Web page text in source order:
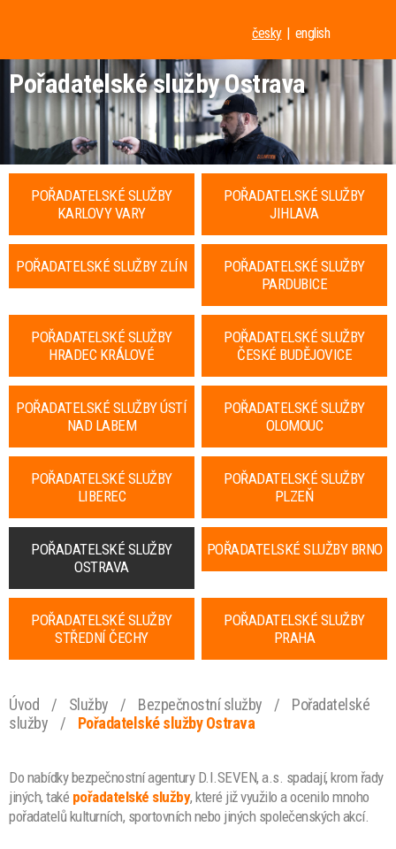
česky english
Pořadatelské služby Ostrava
POŘADATELSKÉ SLUŽBY
KARLOVY VARY
POŘADATELSKÉ SLUŽBY
JIHLAVA
POŘADATELSKÉ SLUŽBY ZLÍN
POŘADATELSKÉ SLUŽBY
PARDUBICE
POŘADATELSKÉ SLUŽBY
HRADEC KRÁLOVÉ
POŘADATELSKÉ SLUŽBY
ČESKÉ BUDĚJOVICE
POŘADATELSKÉ SLUŽBY ÚSTÍ
NAD LABEM
POŘADATELSKÉ SLUŽBY
OLOMOUC
POŘADATELSKÉ SLUŽBY
LIBEREC
POŘADATELSKÉ SLUŽBY
PLZEŇ
POŘADATELSKÉ SLUŽBY
OSTRAVA
POŘADATELSKÉ SLUŽBY BRNO
POŘADATELSKÉ SLUŽBY
STŘEDNÍ ČECHY
POŘADATELSKÉ SLUŽBY
PRAHA
Úvod / Služby / Bezpečnostní služby /
Pořadatelské
služby
/ Pořadatelské služby Ostrava
Do nabídky bezpečnostní agentury D.I.SEVEN, a.s. spadají, krom řady
jiných, také pořadatelské služby, které již využilo a ocenilo mnoho
pořadatelů kulturních, sportovních nebo jiných společenských akcí.